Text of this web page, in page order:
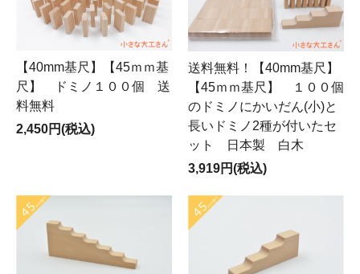
【40mm基尺】【45ｍｍ基
尺】 ドミノ１００個 送
料無料
2,450円(税込)
送料無料！【40mm基尺】
【45ｍｍ基尺】 １００個
のドミノにかいだん(小)と
長いドミノ2種が付いたセ
ット 日本製 白木
3,919円(税込)